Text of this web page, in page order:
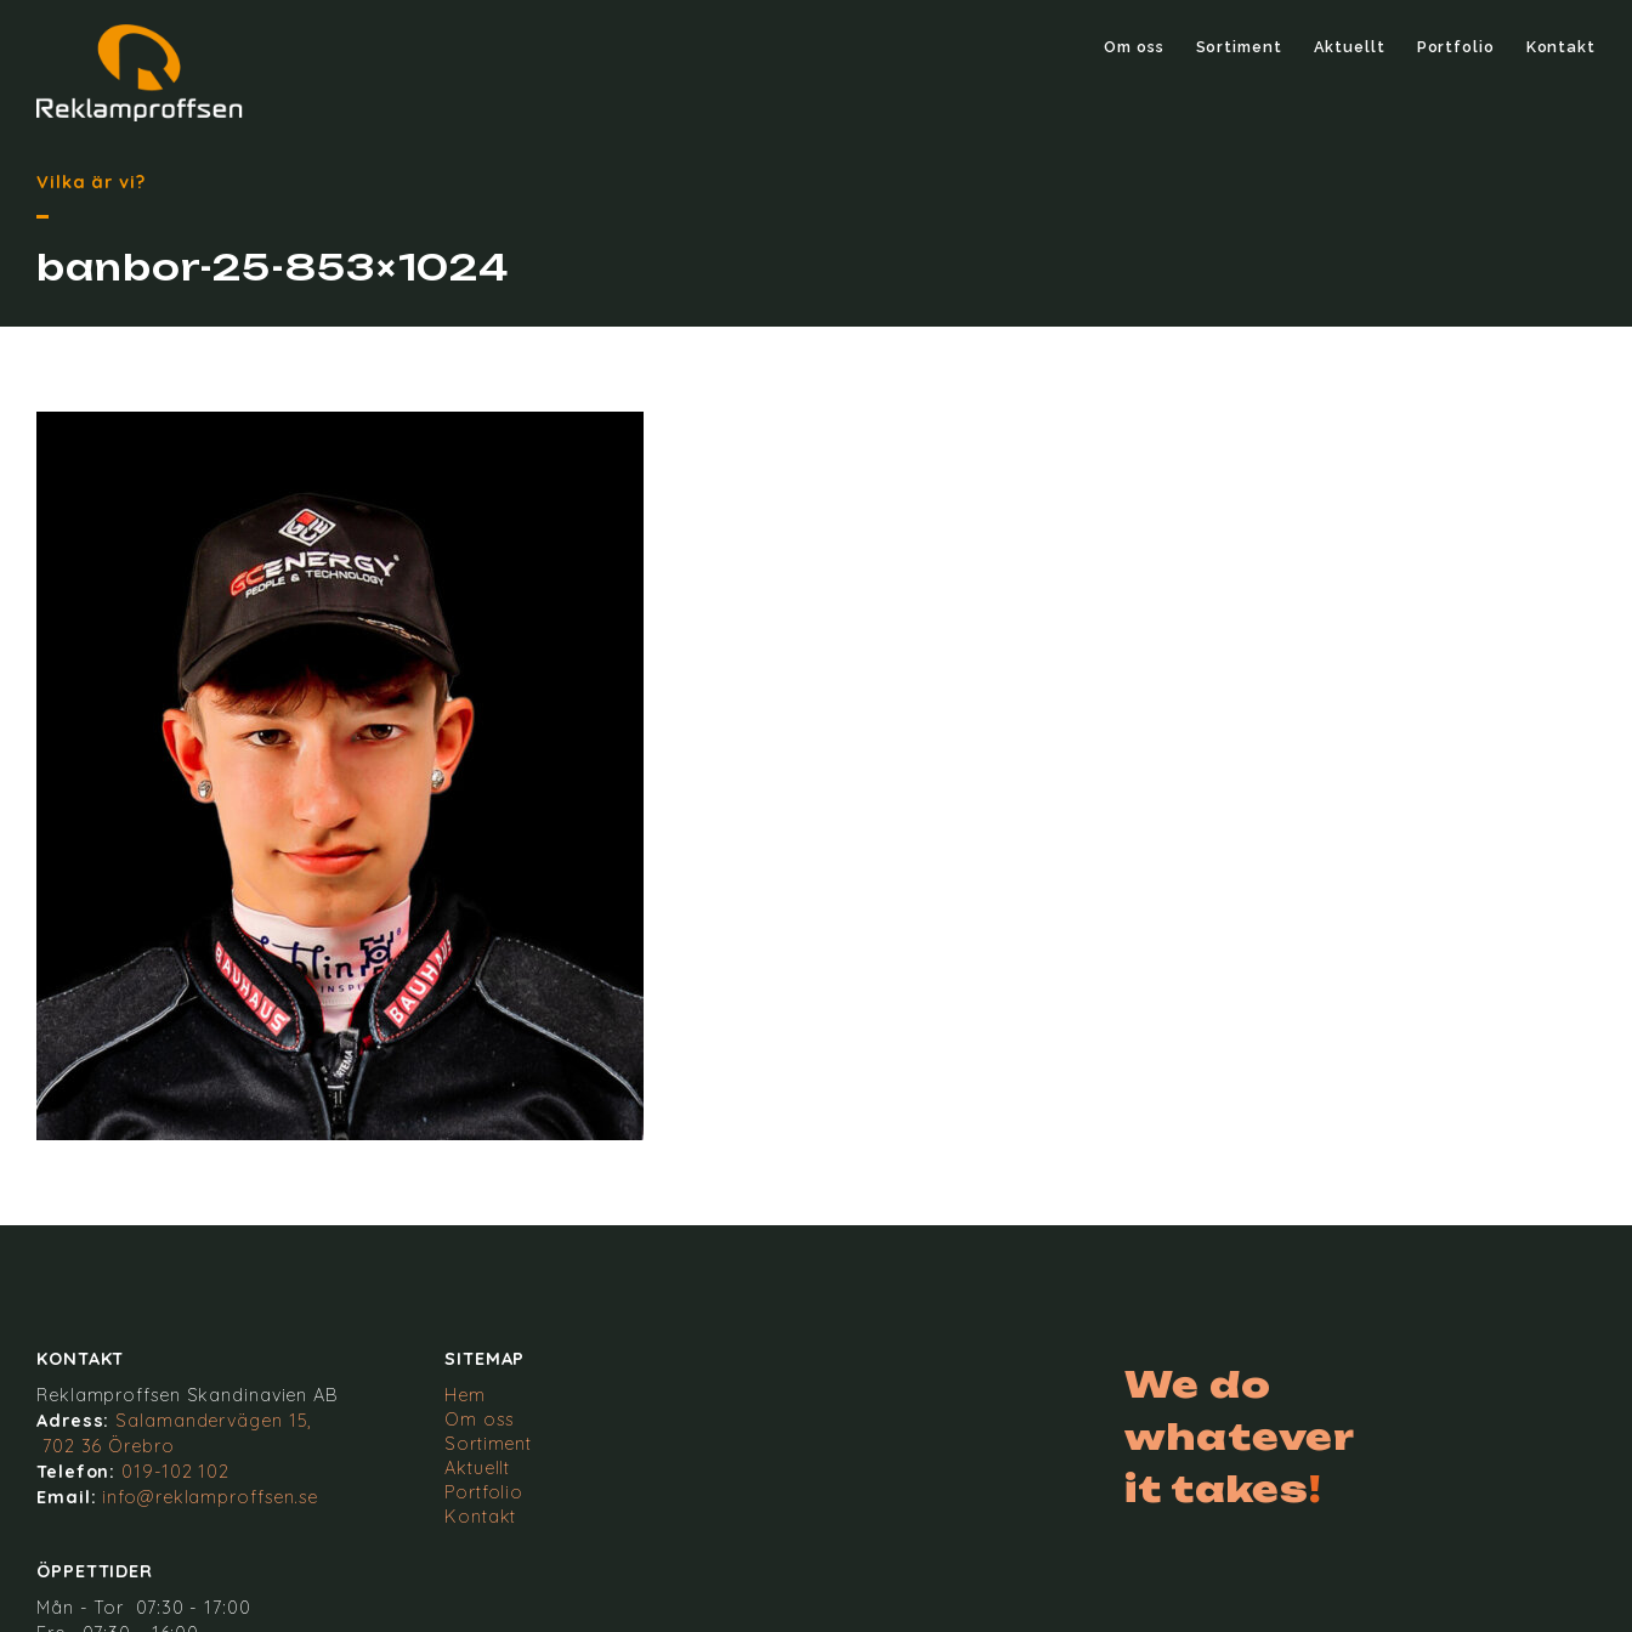
Om oss Sortiment Aktuellt Portfolio Kontakt
Vilka är vi?
banbor-25-853×1024
KONTAKT
Reklamproffsen Skandinavien AB
Adress: Salamandervägen 15,
702 36 Örebro
Telefon: 019-102 102
Email: info@reklamproffsen.se
ÖPPETTIDER
Mån - Tor 07:30 - 17:00
SITEMAP
Hem
Om oss
Sortiment
Aktuellt
Portfolio
Kontakt
We do
whatever
it takes!